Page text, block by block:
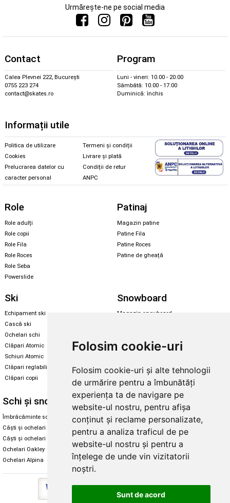
Folosim cookie-uri
Folosim cookie-uri și alte tehnologii
de urmărire pentru a îmbunătăți
experiența ta de navigare pe
website-ul nostru, pentru afișa
conținut și reclame personalizate,
pentru a analiza traficul de pe
website-ul nostru și pentru a
înțelege de unde vin vizitatorii
noștri.
Sunt de acord
Urmărește-ne pe social media
Contact
Calea Plevnei 222, București
0755 223 274
contact@skates.ro
Program
Luni - vineri: 10.00 - 20.00
Sâmbătă: 10.00 - 17.00
Duminică: închis
Informații utile
Politica de utilizare
Cookies
Prelucrarea datelor cu
caracter personal
Termeni și condiții
Livrare și plată
Condiții de retur
ANPC
Role
Role adulți
Role copii
Role Fila
Role Roces
Role Seba
Powerslide
Patinaj
Magazin patine
Patine Fila
Patine Roces
Patine de gheață
Ski
Echipament ski
Cască ski
Ochelari schi
Clăpari Atomic
Schiuri Atomic
Clăpari reglabili
Clăpari copii
Snowboard
Magazin snowboard
Santa Cruz
Enuff Skateboards
Schi și snowboard
Îmbrăcăminte schi și snowboard
Căști și ochelari de iarnă
Căști și ochelari Alpina
Ochelari Oakley
Ochelari Alpina
Diverse
Cum aleg rolele
Cum aleg ochelarii
Ochelari de soare Oakley
Ochelari de soare Alpina
Intretinere manusi